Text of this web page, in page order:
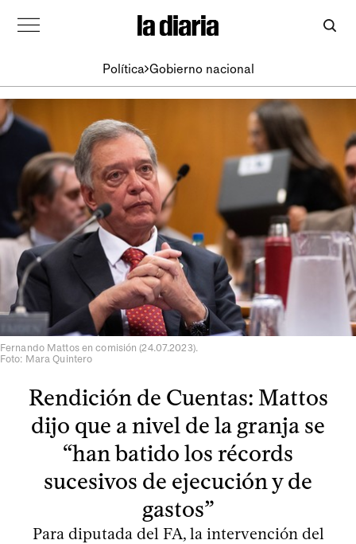
Política Gobierno nacional
Fernando Mattos en comisión (24.07.2023).
Foto: Mara Quintero
Rendición de Cuentas: Mattos
dijo que a nivel de la granja se
“han batido los récords
sucesivos de ejecución y de
gastos”
Para diputada del FA, la intervención del